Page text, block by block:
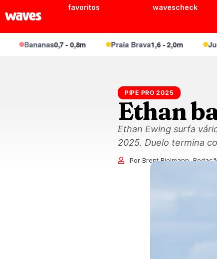
favoritos wavescheck
Bananas0,7 - 0,8m Praia Brava1,6 - 2,0m Juquei
PIPE PRO 2025
Ethan
Ethan Ewing surfa
2025. Duelo termina
Por Brent Bielmann,